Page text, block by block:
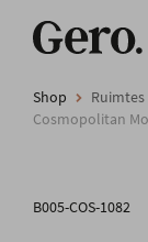
Shop
Shop Ruimtes
Cosmopolitan
B005-COS-1082